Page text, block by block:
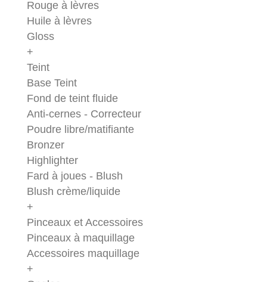
Rouge à lèvres
Huile à lèvres
Gloss
+
Teint
Base Teint
Fond de teint fluide
Anti-cernes - Correcteur
Poudre libre/matifiante
Bronzer
Highlighter
Fard à joues - Blush
Blush crème/liquide
+
Pinceaux et Accessoires
Pinceaux à maquillage
Accessoires maquillage
+